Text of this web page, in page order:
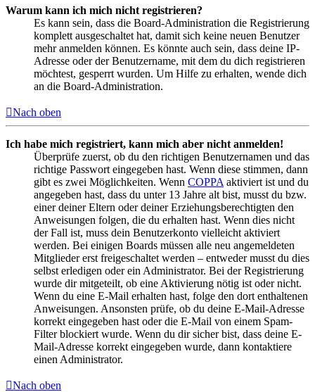
Warum kann ich mich nicht registrieren?
Es kann sein, dass die Board-Administration die Registrierung
komplett ausgeschaltet hat, damit sich keine neuen Benutzer
mehr anmelden können. Es könnte auch sein, dass deine IP-
Adresse oder der Benutzername, mit dem du dich registrieren
möchtest, gesperrt wurden. Um Hilfe zu erhalten, wende dich
an die Board-Administration.
Nach oben
Ich habe mich registriert, kann mich aber nicht anmelden!
Überprüfe zuerst, ob du den richtigen Benutzernamen und das
richtige Passwort eingegeben hast. Wenn diese stimmen, dann
gibt es zwei Möglichkeiten. Wenn COPPA aktiviert ist und du
angegeben hast, dass du unter 13 Jahre alt bist, musst du bzw.
einer deiner Eltern oder deiner Erziehungsberechtigten den
Anweisungen folgen, die du erhalten hast. Wenn dies nicht
der Fall ist, muss dein Benutzerkonto vielleicht aktiviert
werden. Bei einigen Boards müssen alle neu angemeldeten
Mitglieder erst freigeschaltet werden – entweder musst du dies
selbst erledigen oder ein Administrator. Bei der Registrierung
wurde dir mitgeteilt, ob eine Aktivierung nötig ist oder nicht.
Wenn du eine E-Mail erhalten hast, folge den dort enthaltenen
Anweisungen. Ansonsten prüfe, ob du deine E-Mail-Adresse
korrekt eingegeben hast oder die E-Mail von einem Spam-
Filter blockiert wurde. Wenn du dir sicher bist, dass deine E-
Mail-Adresse korrekt eingegeben wurde, dann kontaktiere
einen Administrator.
Nach oben